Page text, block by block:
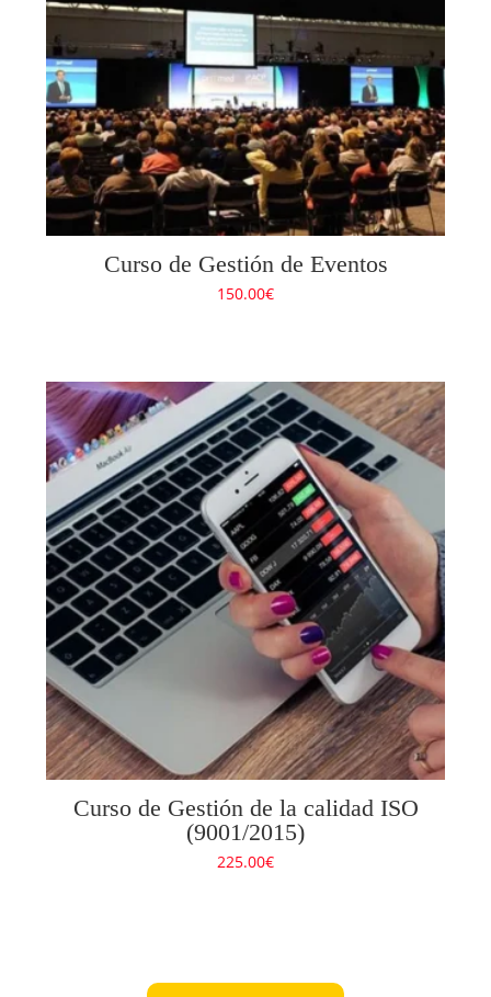
Curso de Gestión de Eventos
150.00€
Curso de Gestión de la calidad ISO
(9001/2015)
225.00€